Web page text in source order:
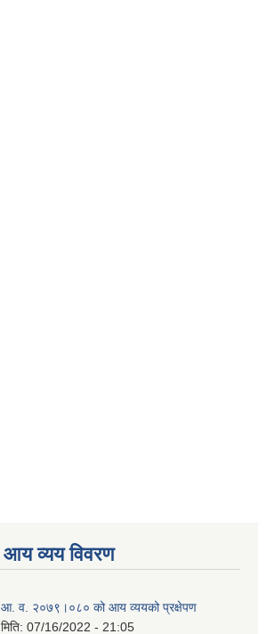
आय व्यय विवरण
आ. व. २०७९।०८० को आय व्ययको प्रक्षेपण
मिति: 07/16/2022 - 21:05